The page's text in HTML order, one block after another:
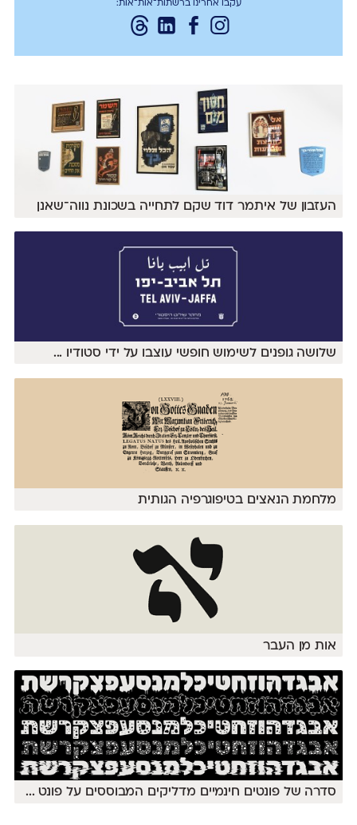
עקבו אחרינו ברשתות־אות־אות:
העזבון של איתמר דוד שקם לתחייה בשכונת נווה־שאנן
שלושה גופנים לשימוש חופשי עוצבו על ידי סטודיו ...
מלחמת הנאצים בטיפוגרפיה הגותית
אות מן העבר
סדרה של פונטים חינמיים מדליקים המבוססים על פונט ...